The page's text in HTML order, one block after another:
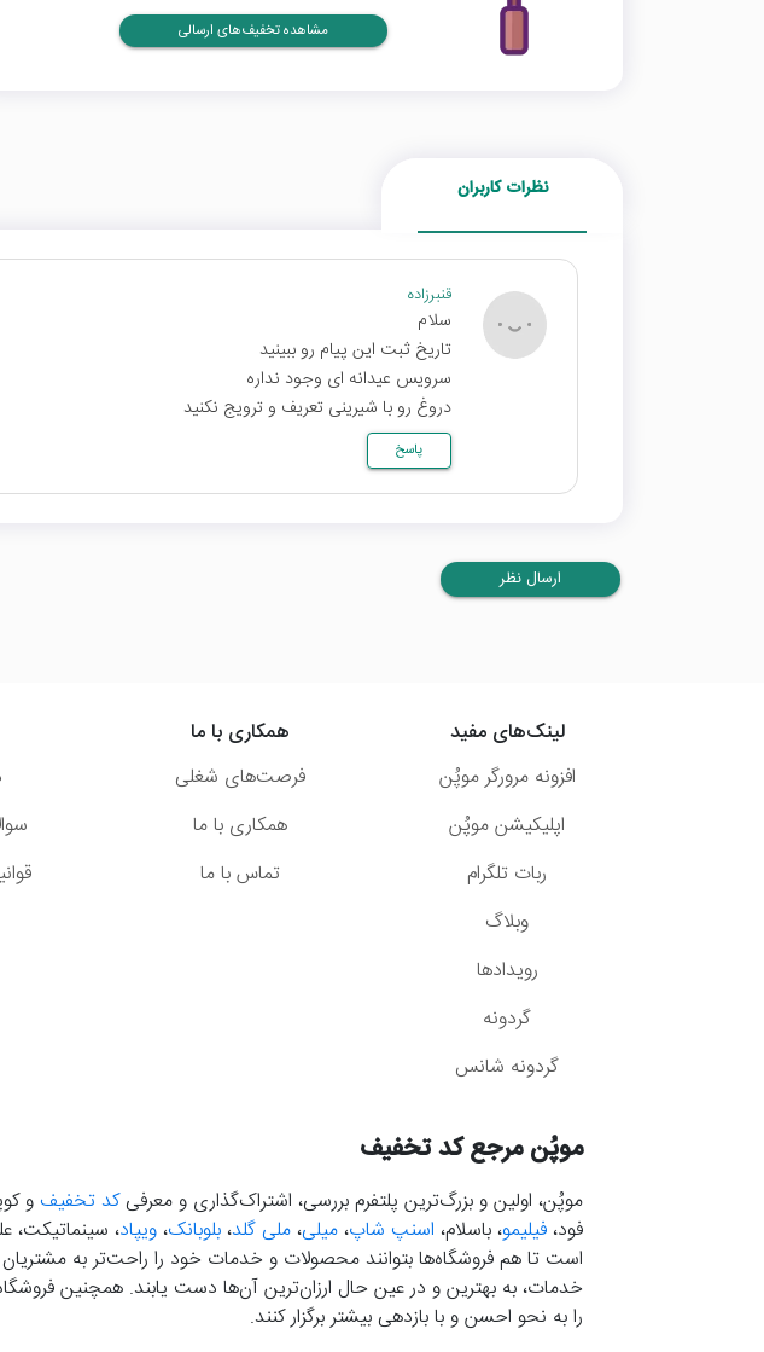
مشاهده تخفیف‌های ارسالی
نظرات کاربران
قنبرزاده
سلام
تاریخ ثبت این پیام رو ببینید
سرویس عیدانه ای وجود نداره
دروغ رو با شیرینی تعریف و ترویج نکنید
پاسخ
ارسال نظر
لینک‌های مفید
افزونه مرورگر موپُن
اپلیکیشن موپُن
ربات تلگرام
وبلاگ
رویدادها
گردونه
گردونه شانس
همکاری با ما
فرصت‌های شغلی
همکاری با ما
تماس با ما
موپُن مرجع کد تخفیف
موپُن، اولین و بزرگ‌ترین پلتفرم بررسی، اشتراک‌گذاری و معرفیکد تخفیفو
فود، فیلیمو، باسلام، اسنپ شاپ، میلی، ملی گلد، بلوبانک، ویپاد، سینماتیکت،
است تا هم فروشگاه‌ها بتوانند محصولات و خدمات خود را راحت‌تر به مشتریان
خدمات، به بهترین و در عین حال ارزان‌ترین آن‌ها دست‌ یابند. همچنین
را به نحو احسن و با بازدهی بیشتر برگزار کنند.